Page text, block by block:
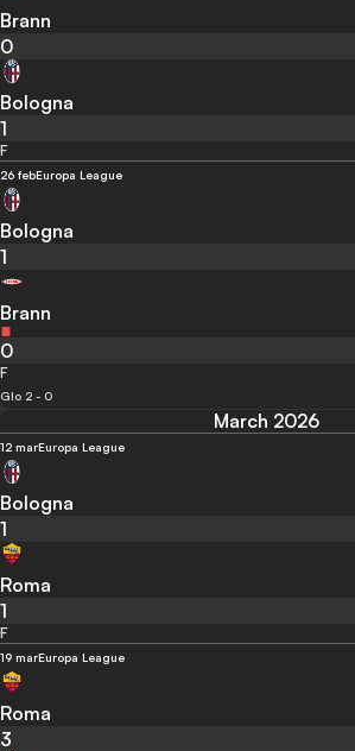
Brann
0
Bologna
1
F
26 febEuropa League
Bologna
1
Brann
0
F
Glo 2 - 0
March 2026
12 marEuropa League
Bologna
1
Roma
1
F
19 marEuropa League
Roma
3